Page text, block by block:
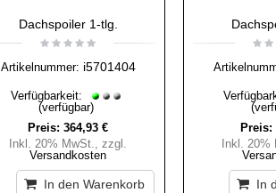
Dachspoiler 1-tlg.
Artikelnummer: i5701404
Verfügbarkeit:
(verfügbar)
Preis: 364,93 €
Inkl. 20% MwSt.,zzgl.
Versandkosten
In den Warenkorb
Preis:
Inkl. 20%
In